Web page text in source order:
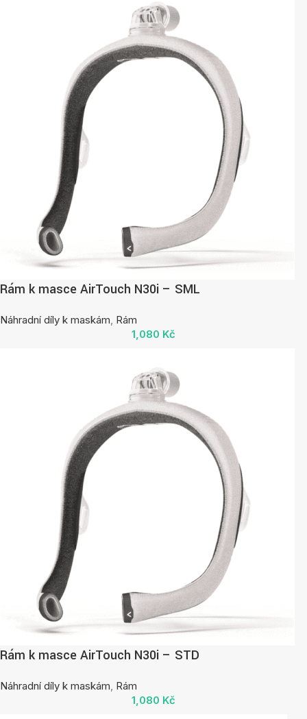
Rám k masce AirTouch N30i – SML
Náhradní díly k maskám, Rám
1,080 Kč
Rám k masce AirTouch N30i – STD
Náhradní díly k maskám, Rám
1,080 Kč